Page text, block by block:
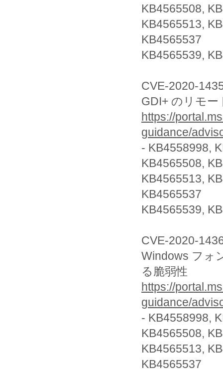
KB4565508,
KB4565513,
KB4565537
KB4565539,
CVE-2020-
GDI+ のリモ
https://
guidance/
- KB4558998,
KB4565508,
KB4565513,
KB4565537
KB4565539,
CVE-2020-
Windows フォ
る脆弱性
https://
guidance/
- KB4558998,
KB4565508,
KB4565513,
KB4565537